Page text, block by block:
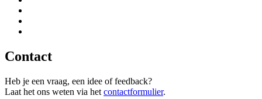
Contact
Heb je een vraag, een idee of feedback?
Laat het ons weten via het contactformulier.